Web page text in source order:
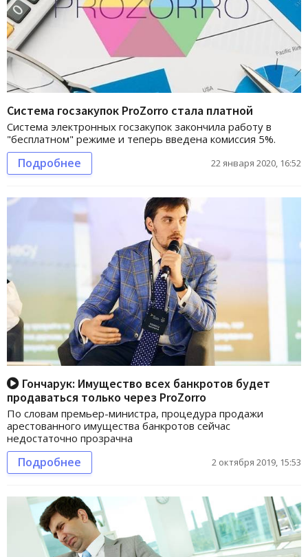
Система госзакупок ProZorro стала платной
Система электронных госзакупок закончила работу в
"бесплатном" режиме и теперь введена комиссия 5%.
Подробнее 22 января 2020, 16:52
Гончарук: Имущество всех банкротов будет
продаваться только через ProZorro
По словам премьер-министра, процедура продажи
арестованного имущества банкротов сейчас
недостаточно прозрачна
Подробнее 2 октября 2019, 15:53